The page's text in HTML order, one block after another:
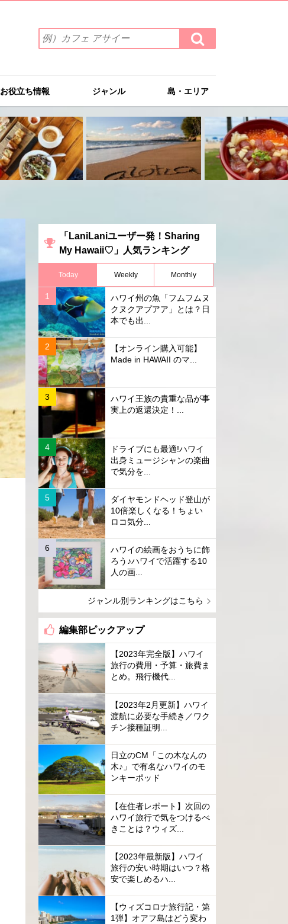
索
ワ
を
入
力
(例）
カ
フ
ェ
イ
ー
検
索
す
お役立ち情報 ジャンル 島・エリア
「LaniLaniユーザー発！Sharing
My Hawaii♡」人気ランキング
Today Weekly Monthly
ハワイ州の魚「フムフムヌ
クヌクアプアア」とは？日
本でも出...
【オンライン購入可能】
Made in HAWAII のマ...
ハワイ王族の貴重な品が事
実上の返還決定！...
ドライブにも最適!ハワイ
出身ミュージシャンの楽曲
で気分を...
ダイヤモンドヘッド登山が
10倍楽しくなる！ちょい
ロコ気分...
ハワイの絵画をおうちに飾
ろう♪ハワイで活躍する10
人の画...
ジャンル別ランキングはこちら
編集部ピックアップ
【2023年完全版】ハワイ
旅行の費用・予算・旅費ま
とめ。飛行機代...
【2023年2月更新】ハワイ
渡航に必要な手続き／ワク
チン接種証明...
日立のCM「この木なんの
木♪」で有名なハワイのモ
ンキーポッド
【在住者レポート】次回の
ハワイ旅行で気をつけるべ
きことは？ウィズ...
【2023年最新版】ハワイ
旅行の安い時期はいつ？格
安で楽しめるハ...
【ウィズコロナ旅行記・第
1弾】オアフ島はどう変わ